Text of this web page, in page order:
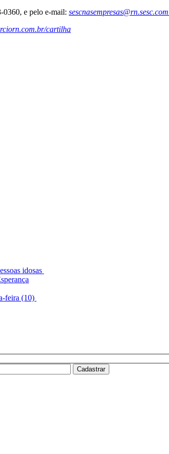
0360, e pelo e-mail:
cartilha
idosas
feira (10)